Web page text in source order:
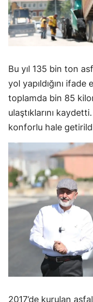
Bu yıl 135 bin ton
yol yapıldığını
toplamda bin 85
ulaştıklarını
konforlu hale
2017’de kurulan